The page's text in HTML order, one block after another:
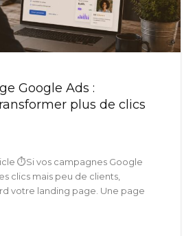
Google Ads :
plus de clics
⏱️Si vos campagnes Google
clics mais peu de clients,
votre landing page. Une page